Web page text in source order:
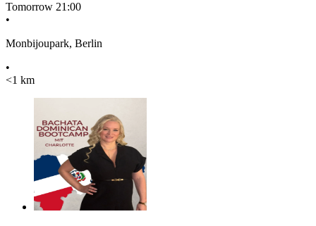
Tomorrow 21:00
•
Monbijoupark, Berlin
•
<1 km